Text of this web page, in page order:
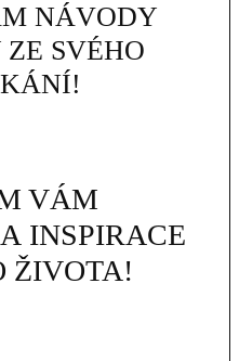
NÁVODY
ZE SVÉHO
VÁM
INSPIRACE
ŽIVOTA!